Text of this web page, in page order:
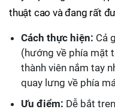
thuật cao và đang rất
Cách thực hiện: Cả
(hướng về phía mặt
thành viên nắm tay
quay lưng về phía
Ưu điểm: Dễ bắt